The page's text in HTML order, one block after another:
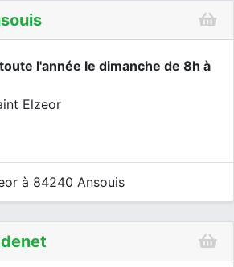
l'année le dimanche de 8h à
Elzeor
à 84240 Ansouis